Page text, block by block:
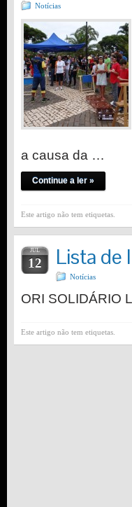
Notícias
a causa da …
Continue a ler »
Este artigo não tem etiquetas.
JUL
12 Lista de
Notícias
ORI SOLIDÁRIO
Este artigo não tem etiquetas.